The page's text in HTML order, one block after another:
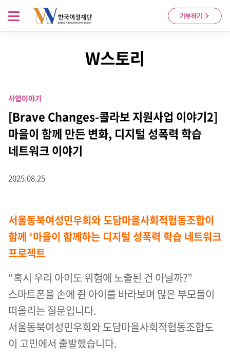
Skip to content
기부하기
메뉴 열기
W스토리
사업이야기
[Brave Changes-콜라보 지원사업 이야기2]
마을이 함께 만든 변화, 디지털 성폭력 학습
네트워크 이야기
2025.08.25
서울동북여성민우회와 도담마을사회적협동조합이
함께 ‘마을이 함께하는 디지털 성폭력 학습 네트워크
프로젝트
“혹시 우리 아이도 위험에 노출된 건 아닐까?”
스마트폰을 손에 쥔 아이를 바라보며 많은 부모들이
떠올리는 질문입니다.
서울동북여성민우회와 도담마을사회적협동조합도
이 고민에서 출발했습니다.